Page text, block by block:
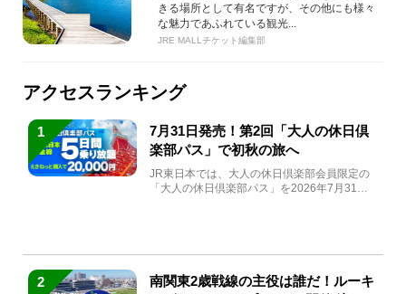
きる場所として有名ですが、その他にも様々
な魅力であふれている観光...
JRE MALLチケット編集部
アクセスランキング
1
7月31日発売！第2回「大人の休日倶
楽部パス」で初秋の旅へ
JR東日本では、大人の休日倶楽部会員限定の
「大人の休日倶楽部パス」を2026年7月31日
2
南関東2歳戦線の主役は誰だ！ルーキ